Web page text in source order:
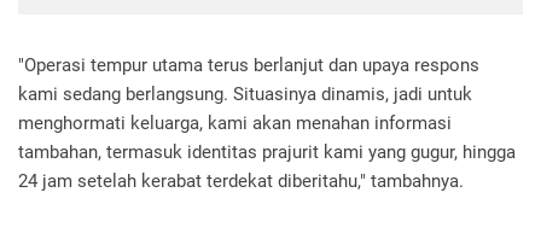
"Operasi tempur utama terus berlanjut dan upaya respons
kami sedang berlangsung. Situasinya dinamis, jadi untuk
menghormati keluarga, kami akan menahan informasi
tambahan, termasuk identitas prajurit kami yang gugur, hingga
24 jam setelah kerabat terdekat diberitahu," tambahnya.